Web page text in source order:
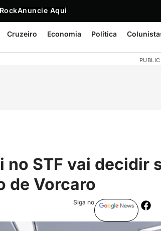
Anuncie Aqui
Cruzeiro Economia Política
no STF vai decidir
de Vorcaro
Siga no